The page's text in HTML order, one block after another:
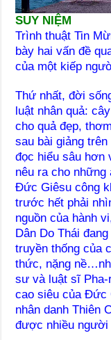
SUY NIỆM
Trình thuật Tin
bày hai vấn đề
của một kiếp
Thứ nhất, đời
luật nhân quả:
cho quả đẹp,
sau bài giảng
đọc hiểu sâu hơn
nêu ra cho những
Đức Giêsu công
trước hết phải
nguồn của hành
Dân Do Thái
truyền thống của
thức, nặng
sư và luật sĩ
cao siêu của Đức
nhân danh Thiên
được nhiều người